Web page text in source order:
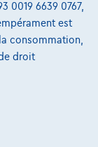
alu19
0019 6639 0767,
est
consommation,
droit